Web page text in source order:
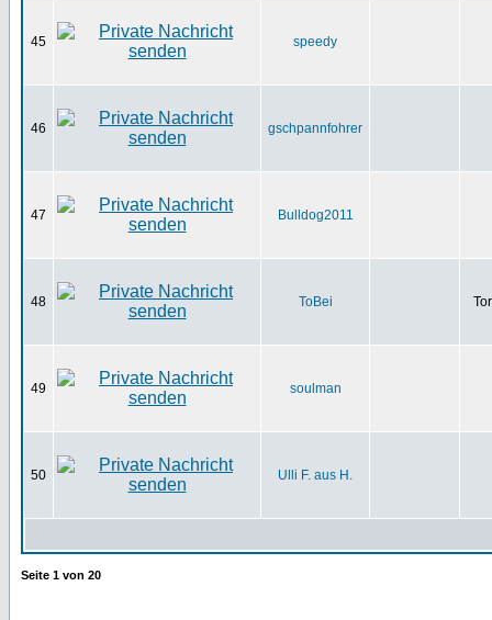
45 speedy
46 gschpannfohrer
47 Bulldog2011
48 ToBei
49 soulman
50 Ulli F. aus H.
Seite 1 von 20